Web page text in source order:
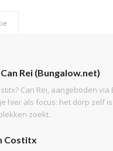
Rei (Bungalow.net)
Can Rei, aangeboden
hier als focus: het dorp zelf
zoekt.
Costitx